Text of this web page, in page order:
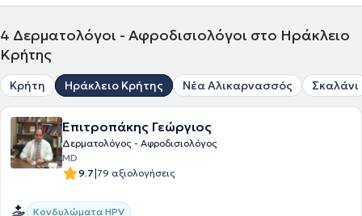
4 Δερματολόγοι - Αφροδισιολόγοι στο Ηράκλειο
Κρήτης
Κρήτη Ηράκλειο Κρήτης Νέα Αλικαρνασσός Σκαλάνι
Επιτροπάκης Γεώργιος
Δερματολόγος - Αφροδισιολόγος
MD
9.7|79 αξιολογήσεις
Κονδυλώματα HPV